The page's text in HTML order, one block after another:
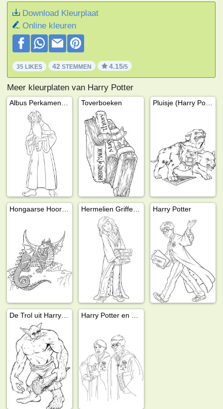
Download Kleurplaat
Online kleuren
35 LIKES 42 STEMMEN 4.15/5
Meer kleurplaten van Harry Potter
Toverboeken
Harry Potter